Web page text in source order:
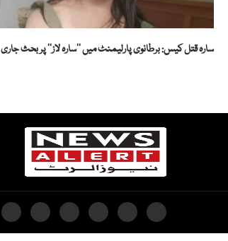
سارہ قتل کیس: برطانوی پارلیمنٹ میں ’’سارہ لاز‘‘ پر بحث جاری